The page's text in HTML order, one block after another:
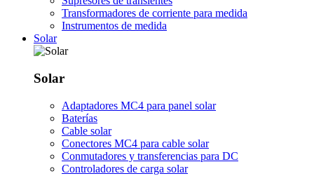
Transformadores de corriente para medida
Instrumentos de medida
Solar
Solar
Adaptadores MC4 para panel solar
Baterías
Cable solar
Conectores MC4 para cable solar
Conmutadores y transferencias para DC
Controladores de carga solar